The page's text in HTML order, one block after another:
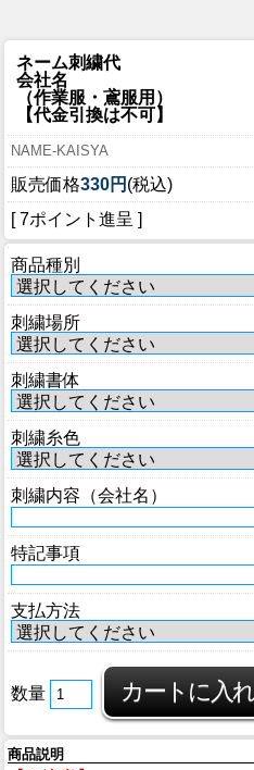
ネーム刺繍代
会社名
（作業服・鳶服用）
【代金引換は不可】
NAME-KAISYA
販売価格330円 (税込)
[ 7ポイント進呈 ]
商品種別
刺繍場所
刺繍書体
刺繍糸色
刺繍内容（会社名）
特記事項
支払方法
数量
商品説明